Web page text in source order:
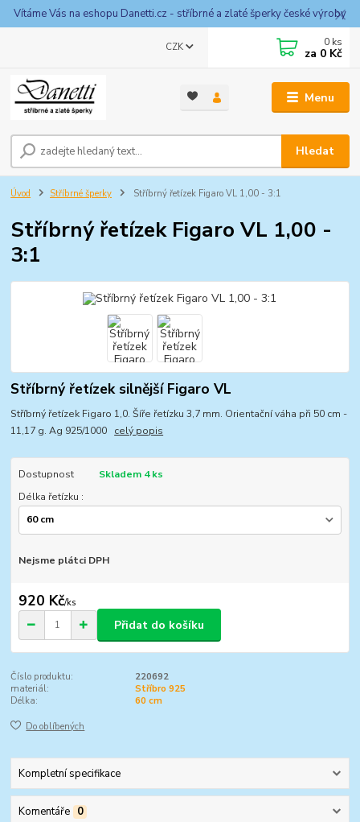
Vítáme Vás na eshopu Danetti.cz - stříbrné a zlaté šperky české výroby
Menu
CZK
Hledat
0 ks
za 0 Kč
Úvod Stříbrné šperky Stříbrný řetízek Figaro VL 1,00 - 3:1
Stříbrný řetízek Figaro VL 1,00 -
3:1
Stříbrný řetízek silnější Figaro VL
Stříbrný řetízek Figaro 1,0. Šíře řetízku 3,7 mm. Orientační váha při 50 cm -
11,17 g. Ag 925/1000 celý popis
Dostupnost
Skladem 4 ks
Délka řetízku :
Nejsme plátci DPH
920 Kč/ks
Přidat do košíku
Číslo produktu:
220692
materiál:
Stříbro 925
Délka:
60 cm
Do oblíbených
Kompletní specifikace
Komentáře 0